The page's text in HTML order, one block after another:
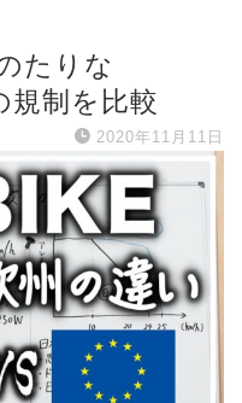
たりな
規制を比較
2020年11月11日